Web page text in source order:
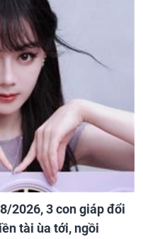
2026, 3 con giáp đổi
tài ùa tới, ngồi